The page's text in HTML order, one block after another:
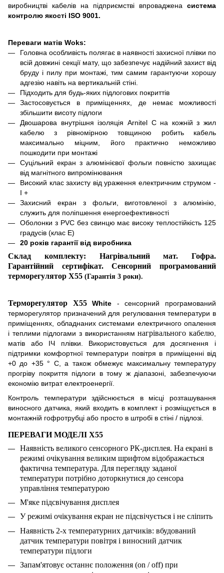
виробництві кабелів на підприємстві впроваджена система
контролю якості ISO 9001.
Переваги матів Woks:
Головна особливість полягає в наявності захисної плівки по
всій довжині секції мату, що забезпечує надійний захист від
бруду і пилу при монтажі, тим самим гарантуючи хорошу
адгезію навіть на вертикальній стіні.
Підходить для будь-яких підлогових покриттів
Застосовується в приміщеннях, де немає можливості
збільшити висоту підлоги
Двошарова внутрішня ізоляція Arnitel С на кожній з жил
кабелю з рівномірною товщиною робить кабель
максимально міцним, його практично неможливо
пошкодити при монтажі
Суцільний екран з алюмінієвої фольги повністю захищає
від магнітного випромінювання
Високий клас захисту від ураження електричним струмом -
I +
Захисний екран з фольги, виготовленої з алюмінію,
служить для поліпшення енергоефективності
Оболонки з PVC без свинцю має високу теплостійкість 125
градусів (клас Е)
20 років гарантії від виробника
Склад комплекту: Нагрівальний мат. Гофра.
Гарантійний сертифікат. Сенсорний програмований
терморегулятор X55 (Гарантія 3 роки).
Терморегулятор X55White - сенсорний програмований
терморегулятор призначений для регулювання температури в
приміщеннях, обладнаних системами електричного опалення
і теплими підлогами з використаннямнагрівального кабелю
матів або ІЧ плівки. Використовується для досягнення і
підтримки комфортної температури повітря в приміщенні від
+0 до +35 ° С, а також обмежує максимальну температуру
прогріву покриття підлоги в тому ж діапазоні, забезпечуючи
економію витрат електроенергії.
Контроль температури здійснюється в місці розташування
виносного датчика, який входить в комплект і розміщується в
монтажній гофротрубці або просто в штробі в стіні / підлозі.
ПЕРЕВАГИ МОДЕЛІ X55
Наявність великого сенсорного РК-дисплея. На екрані в
режимі очікування великим шрифтом відображається
фактична температура. Для перегляду заданої
температури потрібно доторкнутися до сенсора
управління температурою
М'яке підсвічування дисплея
У режимі очікування екран не підсвічується і не сліпить
Наявність 2-х температурних датчиків: вбудований
датчик температури повітря і виносний датчик
температури підлоги
Запам'ятовує останнє положення (on / off) при